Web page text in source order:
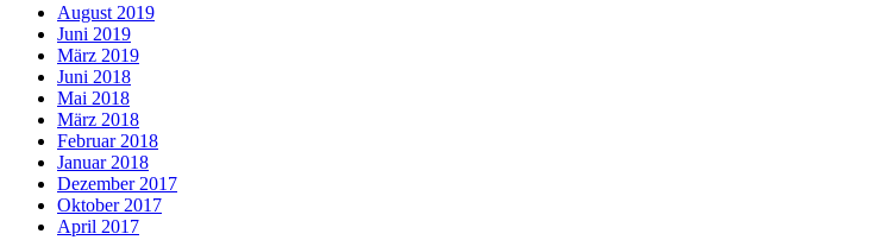
August 2019
Juni 2019
März 2019
Juni 2018
Mai 2018
März 2018
Februar 2018
Januar 2018
Dezember 2017
Oktober 2017
April 2017